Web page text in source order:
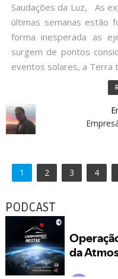
Saudações da Luz, As
últimas semanas estão
forma inesperada as
surgem de pontos
eventos solares, a Terra
1 2 3 4
PODCAST